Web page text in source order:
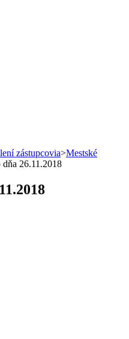
zástupcovia>Mestské
dňa 26.11.2018